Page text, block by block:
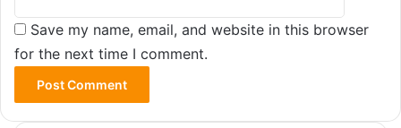
Save my name, email, and website in this browser
for the next time I comment.